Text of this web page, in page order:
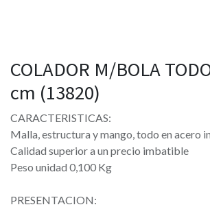
COLADOR M/BOLA
cm (13820)
CARACTERISTICAS:
Malla, estructura y mango, todo en acero
Calidad superior a un precio imbatible
Peso unidad 0,100 Kg
PRESENTACION: